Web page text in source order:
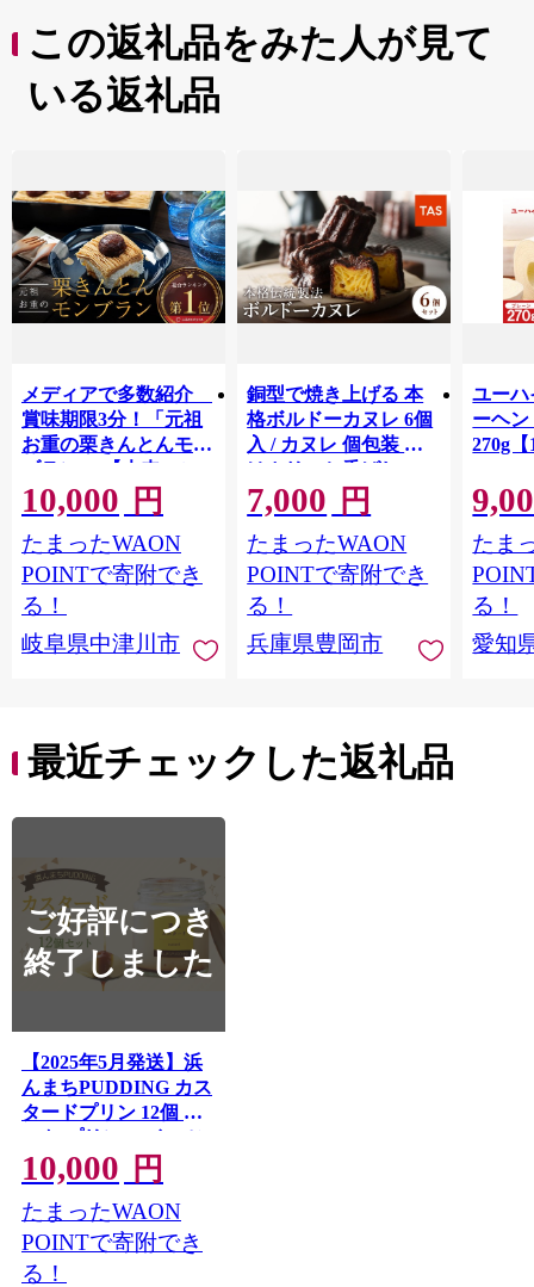
この返礼品をみた人が見て
いる返礼品
メディアで多数紹介
賞味期限3分！「元祖
お重の栗きんとんモン
ブラン」 【未来のご
褒美】スイーツ 栗 モ
ンブラン くりきんと
ん デザート ご褒美 お
取り寄せ くり お菓子
10,000 円
たまったWAON
POINTで寄附でき
る！
岐阜県中津川市
銅型で焼き上げる 本
格ボルドーカヌレ 6個
入 / カヌレ 個包装 外
はカリッと香ばしい
中はもっちり ラム酒
バニラ お取り寄せ ス
イーツ 焼き菓子 詰め
合わせ ホワイトデー
お返し 冷凍 手作り 化
粧箱入り ギフト TAS
BAKE
7,000 円
たまったWAON
POINTで寄附でき
る！
兵庫県豊岡市
ユーハ
ーヘ
270g【
たま
る！
愛知
最近チェックした返礼品
ご好評につき
終了しました
【2025年5月発送】浜
んまちPUDDING カス
タードプリン 12個 セ
ット プリン スイーツ
お菓子 おやつ
10,000 円
たまったWAON
POINTで寄附でき
る！